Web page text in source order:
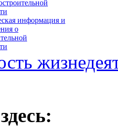
информация и
о